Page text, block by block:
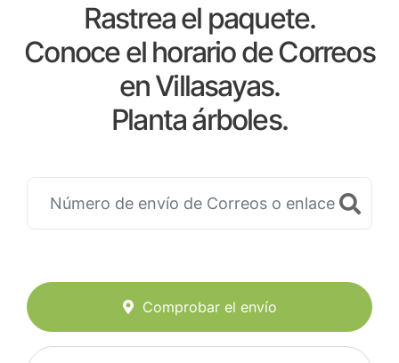
Rastrea el paquete.
Conoce el horario de Correos
en Villasayas.
Planta árboles.
Comprobar el envío